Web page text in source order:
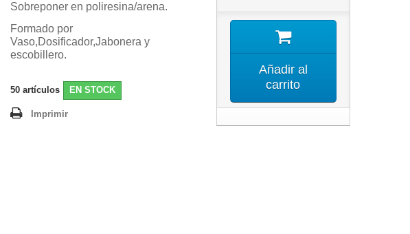
Sobreponer en poliresina/arena.
Formado por
Vaso,Dosificador,Jabonera y
escobillero.
50 artículos EN STOCK
Imprimir
Añadir al
carrito